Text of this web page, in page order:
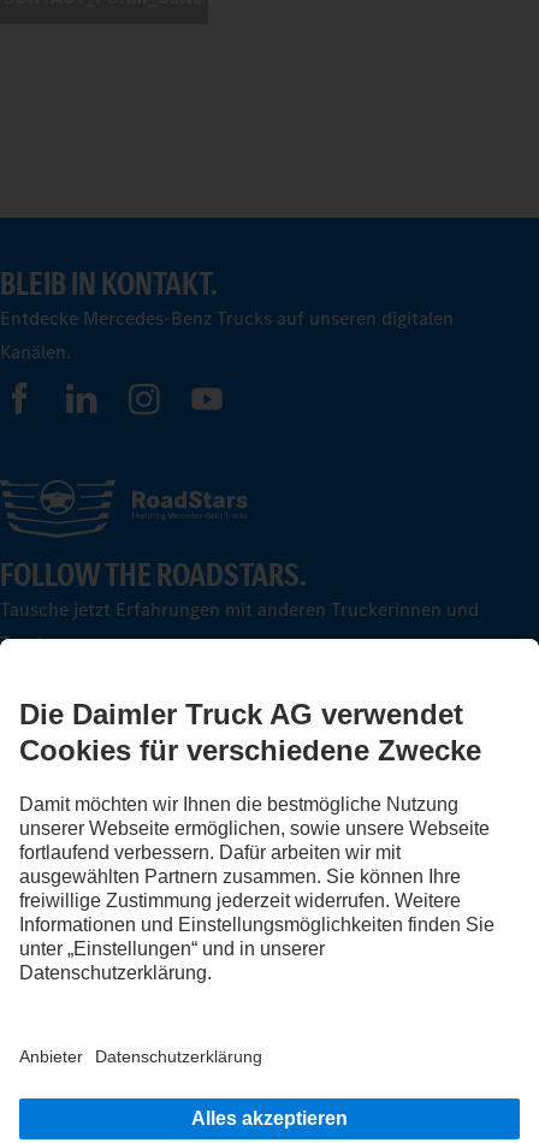
BLEIB IN KONTAKT.
Entdecke Mercedes-Benz Trucks auf unseren digitalen
Kanälen.
FOLLOW THE ROADSTARS.
Tausche jetzt Erfahrungen mit anderen Truckerinnen und
Truckern aus.
Steig ein
LANGUAGE
DE
FR IT
Anbieter
Datenschutz
Rechtliche Hinweise